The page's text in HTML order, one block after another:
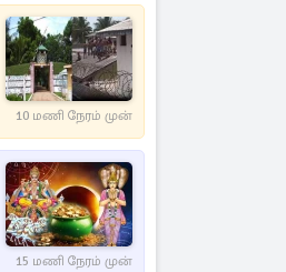
10 மணி நேரம் முன்
15 மணி நேரம் முன்